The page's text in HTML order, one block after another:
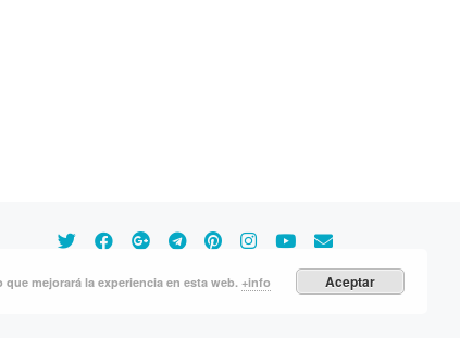
mejorará la experiencia en esta web. +info Aceptar